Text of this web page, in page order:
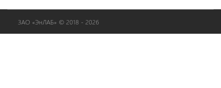
ЗАО «ЭнЛАБ» © 2018 - 2026